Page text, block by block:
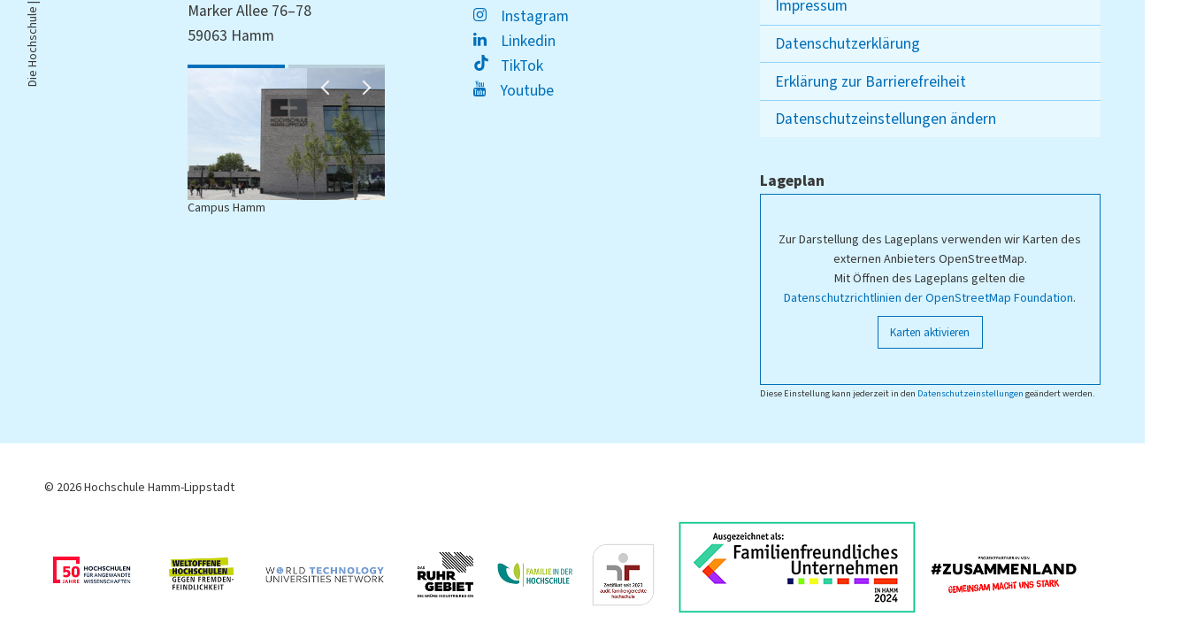
Die Hochschule |
Marker Allee 76–78
59063 Hamm
Campus Hamm
Instagram
Linkedin
TikTok
Youtube
Impressum
Datenschutzerklärung
Erklärung zur Barrierefreiheit
Datenschutzeinstellungen ändern
Lageplan
Zur Darstellung des Lageplans verwenden wir Karten des
externen Anbieters OpenStreetMap.
Mit Öffnen des Lageplans gelten die
Datenschutzrichtlinien der OpenStreetMap Foundation.
Karten aktivieren
Diese Einstellung kann jederzeit in den Datenschutzeinstellungen geändert werden.
© 2026 Hochschule Hamm-Lippstadt